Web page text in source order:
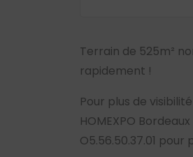
Terrain de 525m²
rapidement !
Pour plus de
HOMEXPO
O5.56.50.37.01